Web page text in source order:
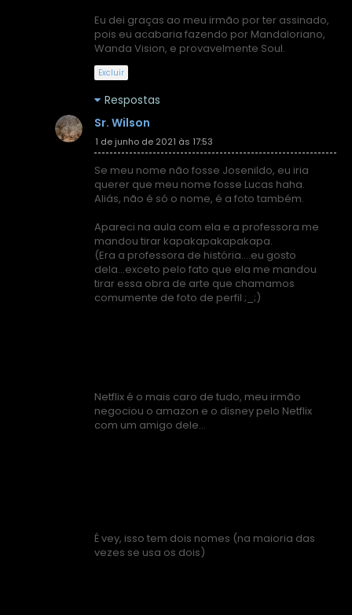
Eu dei graças ao meu irmão por ter assinado,
pois eu acabaria fazendo por Mandaloriano,
Wanda Vision, e provavelmente Soul.
Excluir
Respostas
Sr. Wilson
1 de junho de 2021 às 17:53
Se meu nome não fosse Josenildo, eu iria
querer que meu nome fosse Lucas haha.
Aliás, não é só o nome, é a foto também.
Apareci na aula com ela e a professora me
mandou tirar kapakapakapakapa.
(Era a professora de história....eu gosto
dela...exceto pelo fato que ela me mandou
tirar essa obra de arte que chamamos
comumente de foto de perfil ;_;)
Netflix é o mais caro de tudo, meu irmão
negociou o amazon e o disney pelo Netflix
com um amigo dele...
É vey, isso tem dois nomes (na maioria das
vezes se usa os dois)